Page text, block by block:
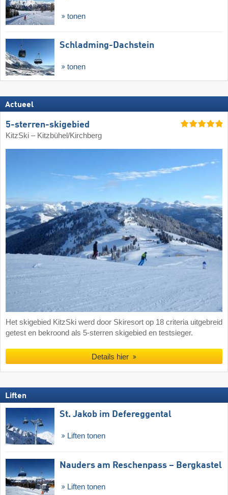
tonen
Schladming-Dachstein
tonen
Actueel
5-sterren-skigebied
KitzSki – Kitzbühel/​Kirchberg
Het skigebied KitzSki werd door Skiresort op 18 criteria uitgebreid
getest en bekroond als 5-sterren skigebied en testsieger.
Details hier
Liften
St. Jakob im Defereggental
Liften tonen
Nauders am Reschenpass – Bergkastel
Liften tonen